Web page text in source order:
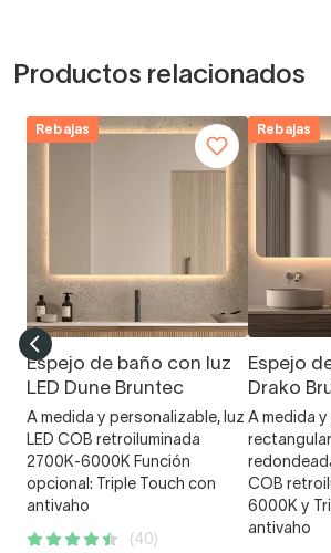
Productos relacionados
Rebajas
Espejo de baño con luz
LED Dune Bruntec
A medida y personalizable, luz
LED COB retroiluminada
2700K-6000K Función
opcional: Triple Touch con
antivaho
(40)
Rebajas
Espejo
Drako
A medida
COB
6000K y
antivaho